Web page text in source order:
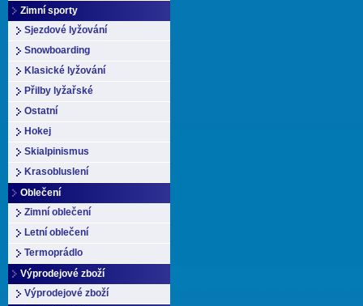
Zimní sporty
Sjezdové lyžování
Snowboarding
Klasické lyžování
Přilby lyžařské
Ostatní
Hokej
Skialpinismus
Krasobluslení
Oblečení
Zimní oblečení
Letní oblečení
Termoprádlo
Výprodejové zboží
Výprodejové zboží